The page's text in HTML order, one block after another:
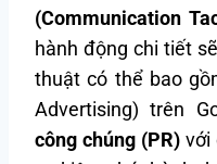
(Communication
hành động chi tiết
thuật có thể bao
Advertising) trên
công chúng (PR) với